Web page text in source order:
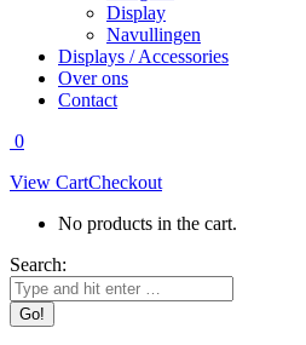
Display
Navullingen
Displays / Accessories
Over ons
Contact
0
View CartCheckout
No products in the cart.
Search: